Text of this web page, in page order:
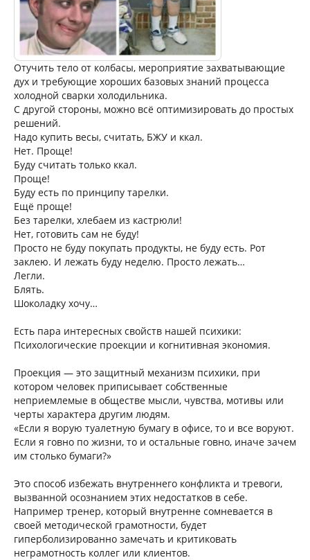
Отучить тело от колбасы, мероприятие захватывающие
дух и требующие хороших базовых знаний процесса
холодной сварки холодильника.
С другой стороны, можно всё оптимизировать до простых
решений.
Надо купить весы, считать, БЖУ и ккал.
Нет. Проще!
Буду считать только ккал.
Проще!
Буду есть по принципу тарелки.
Ещё проще!
Без тарелки, хлебаем из кастрюли!
Нет, готовить сам не буду!
Просто не буду покупать продукты, не буду есть. Рот
заклею. И лежать буду неделю. Просто лежать…
Легли.
Блять.
Шоколадку хочу…
Есть пара интересных свойств нашей психики:
Психологические проекции и когнитивная экономия.
Проекция — это защитный механизм психики, при
котором человек приписывает собственные
неприемлемые в обществе мысли, чувства, мотивы или
черты характера другим людям.
«Если я ворую туалетную бумагу в офисе, то и все воруют.
Если я говно по жизни, то и остальные говно, иначе зачем
им столько бумаги?»
Это способ избежать внутреннего конфликта и тревоги,
вызванной осознанием этих недостатков в себе.
Например тренер, который внутренне сомневается в
своей методической грамотности, будет
гиперболизированно замечать и критиковать
неграмотность коллег или клиентов.